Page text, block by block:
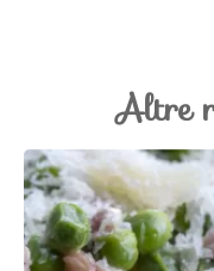
Altre